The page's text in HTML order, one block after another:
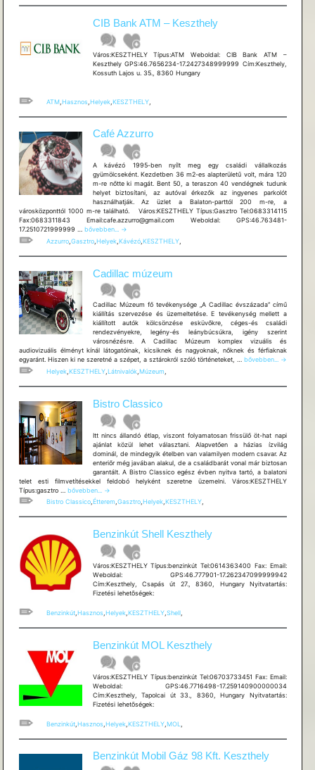
CIB Bank ATM – Keszthely
Város:KESZTHELY Típus:ATM Weboldal: CIB Bank ATM –
Keszthely GPS:46.7656234-17.2427348999999 Cím:Keszthely,
Kossuth Lajos u. 35., 8360 Hungary
ATM, Hasznos, Helyek, KESZTHELY,
Café Azzurro
A kávézó 1995-ben nyílt meg egy családi vállalkozás
gyümölcseként. Kezdetben 36 m2-es alapterületű volt, mára 120
m-re nőtte ki magát. Bent 50, a teraszon 40 vendégnek tudunk
helyet biztosítani, az autóval érkezők az ingyenes parkolót
használhatják. Az üzlet a Balaton-parttól 200 m-re, a
városközponttól 1000 m-re található. Város:KESZTHELY Típus:Gasztro Tel:0683314115
Fax:0683311843 Email:cafe.azzurro@gmail.com Weboldal: GPS:46.763481-
17.2510721999999 … Café
Azzurro
bővebben...
→
Azzurro, Gasztro, Helyek, Kávézó, KESZTHELY,
Cadillac múzeum
Cadillac Múzeum fő tevékenysége „A Cadillac évszázada” című
kiállítás szervezése és üzemeltetése. E tevékenység mellett a
kiállított autók kölcsönzése esküvőkre, céges-és családi
rendezvényekre, legény-és leánybúcsúkra, igény szerint
városnézésre. A Cadillac Múzeum komplex vizuális és
audiovizuális élményt kínál látogatóinak, kicsiknek és nagyoknak, nőknek és férfiaknak
egyaránt. Hiszen ki ne szeretné a szépet, a sztárokról szóló történeteket, … Cadillac
bővebben... →
Helyek, KESZTHELY, Látnivalók, Múzeum
Bistro Classico
Itt nincs állandó étlap, viszont folyamatosan frissülő öt-hat napi
ajánlat közül lehet választani. Alapvetően a házias ízvilág
dominál, de mindegyik ételben van valamilyen modern csavar. Az
enteriőr még javában alakul, de a családbarát vonal már biztosan
garantált. A Bistro Classico egész évben nyitva tartó, a balatoni
telet esti filmvetítésekkel feldobó helyként szeretne üzemelni. Város:KESZTHELY
Típus:gasztro … Bistro
Classico
bővebben...
→
Bistro Classico,Étterem,Gasztro,Helyek,KESZTHELY,
Benzinkút Shell Keszthely
Város:KESZTHELY Típus:benzinkút Tel:0614363400 Fax: Email:
Weboldal: GPS:46.777901-17.262347099999942
Cím:Keszthely, Csapás út 27., 8360, Hungary Nyitvatartás:
Fizetési lehetõségek:
Benzinkút, Hasznos, Helyek, KESZTHELY, Shell,
Benzinkút MOL Keszthely
Város:KESZTHELY Típus:benzinkút Tel:06703733451 Fax: Email:
Weboldal: GPS:46.7716498-17.259140900000034
Cím:Keszthely, Tapolcai út 33., 8360, Hungary Nyitvatartás:
Fizetési lehetõségek:
Benzinkút, Hasznos, Helyek, KESZTHELY, MOL
Benzinkút Mobil Gáz 98 Kft. Keszthely